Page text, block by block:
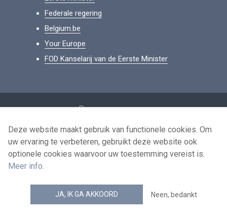
Federale regering
Belgium.be
Your Europe
FOD Kanselarij van de Eerste Minister
Persoonsgegevens
Voorwaarden voor het hergebruik
Contacteer ons
news.belgium RSS feed
© 2026 - news.belgium.be
Deze website maakt gebruik van functionele cookies. Om
uw ervaring te verbeteren, gebruikt deze website ook
optionele cookies waarvoor uw toestemming vereist is.
Meer info.
JA, IK GA AKKOORD Neen, bedankt